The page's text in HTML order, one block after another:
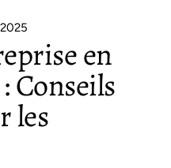
en
Conseils
les